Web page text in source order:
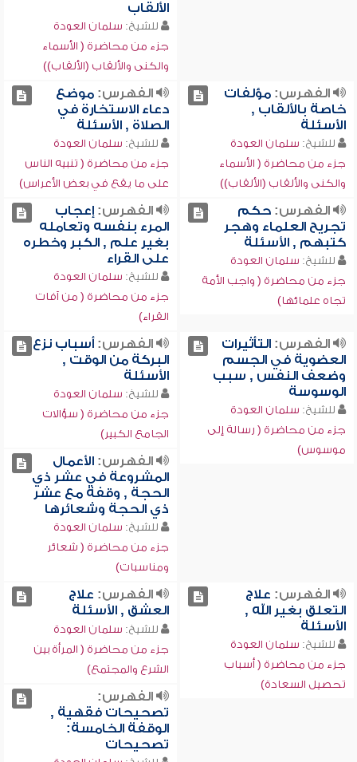
الألقاب
للشيخ: سلمان العودة
جزء من محاضرة ( الأسماء
والكنى والألقاب (الألقاب))
الفهرس:مؤلفات
خاصة بالألقاب ,
الأسئلة
للشيخ: سلمان العودة
جزء من محاضرة ( الأسماء
والكنى والألقاب (الألقاب))
الفهرس:موضع
دعاء الاستخارة في
الصلاة , الأسئلة
للشيخ: سلمان العودة
جزء من محاضرة ( تنبيه الناس
على ما يقع في بعض الأعراس)
الفهرس:حكم
تجريح العلماء وهجر
كتبهم , الأسئلة
للشيخ: سلمان العودة
جزء من محاضرة ( واجب الأمة
تجاه علمائها)
الفهرس:إعجاب
المرء بنفسه وتعامله
بغير علم , الكبر وخطره
على القراء
للشيخ: سلمان العودة
جزء من محاضرة ( من آفات
القراء)
الفهرس:التأثيرات
العضوية في الجسم
وضعف النفس , سبب
الوسوسة
للشيخ: سلمان العودة
جزء من محاضرة ( رسالة إلى
موسوس)
الفهرس:أسباب نزع
البركة من الوقت ,
الأسئلة
للشيخ: سلمان العودة
جزء من محاضرة ( سؤالات
الجامع الكبير)
الفهرس:الأعمال
المشروعة في عشر ذي
الحجة , وقفة مع عشر
ذي الحجة وشعائرها
للشيخ: سلمان العودة
جزء من محاضرة ( شعائر
ومناسبات)
الفهرس: علاج
التعلق بغير الله ,
الأسئلة
للشيخ: سلمان العودة
جزء من محاضرة ( أسباب
تحصيل السعادة)
الفهرس: علاج
العشق , الأسئلة
للشيخ: سلمان العودة
جزء من محاضرة ( المرأة بين
الشرع والمجتمع)
الفهرس:
تصحيحات فقهية ,
الوقفة الخامسة:
تصحيحات